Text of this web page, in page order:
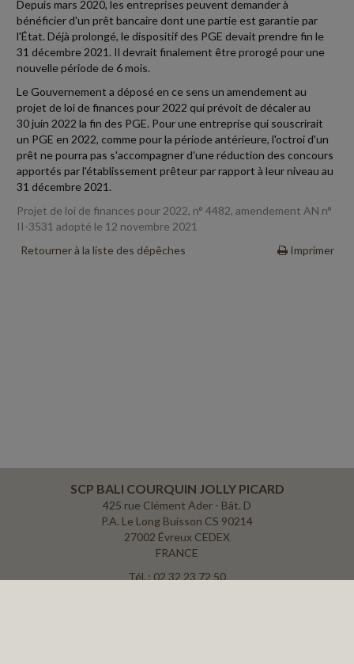
Depuis mars 2020, les entreprises peuvent demander à
bénéficier d'un prêt bancaire dont une partie est garantie par
l'État. Déjà prolongé, le dispositif des PGE devait prendre fin le
31 décembre 2021. Il devrait finalement être prorogé pour une
nouvelle période de 6 mois.
Le Gouvernement a déposé en ce sens un amendement au
projet de loi de finances pour 2022 qui prévoit de décaler au
30 juin 2022 la fin des PGE. Pour une entreprise qui souscrirait
un PGE en 2022, comme pour la période antérieure, l'octroi d'un
prêt ne pourra pas s'accompagner d'une réduction des concours
apportés par l'établissement prêteur par rapport à leur niveau au
31 décembre 2021.
Projet de loi de finances pour 2022, n° 4482, amendement AN n°
II-3531 adopté le 12 novembre 2021
Retourner à la liste des dépêches
Imprimer
SCP BALI COURQUIN JOLLY PICARD
425 rue Clément Ader - Bât. D
P.A. Le Long Buisson CS 90214
27002 Évreux CEDEX
FRANCE
Tél. : 02 32 23 72 50